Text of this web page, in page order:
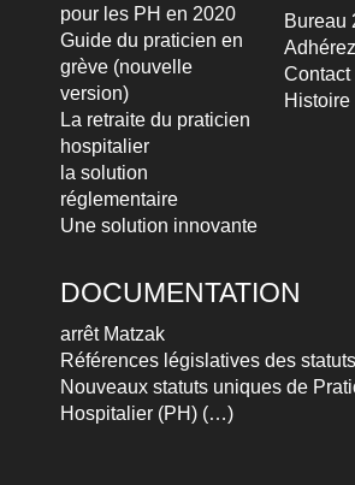
pour les PH en 2020
Guide du praticien en
grève (nouvelle
version)
La retraite du praticien
hospitalier
la solution
réglementaire
Une solution innovante
Bureau
Contact
Histoire
DOCUMENTATION
arrêt Matzak
Références législatives des statuts
Nouveaux statuts uniques de
Hospitalier (PH) (…)